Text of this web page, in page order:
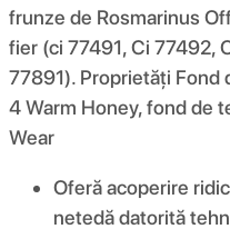
frunze de Rosmarinus
fier (ci 77491, Ci 77492,
77891). Proprietăți Fond
4 Warm Honey, fond de
Wear
Oferă acoperire
netedă datorită